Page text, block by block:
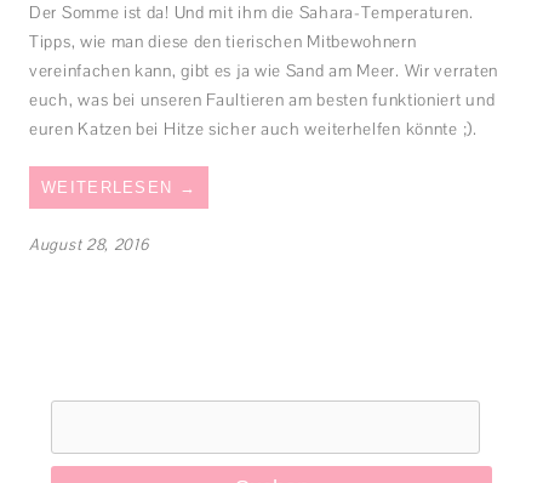
Der Somme ist da! Und mit ihm die Sahara-Temperaturen.
Tipps, wie man diese den tierischen Mitbewohnern
vereinfachen kann, gibt es ja wie Sand am Meer. Wir verraten
euch, was bei unseren Faultieren am besten funktioniert und
euren Katzen bei Hitze sicher auch weiterhelfen könnte ;).
WEITERLESEN →
August 28, 2016
Suchen